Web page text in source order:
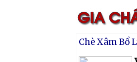
Chè Xâm Bổ